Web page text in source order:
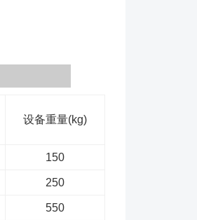
设备重量(kg)
150
250
550